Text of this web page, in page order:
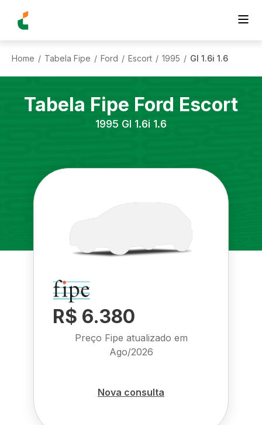
Home / Tabela Fipe / Ford / Escort / 1995 / Gl 1.6i 1.6
Tabela Fipe Ford Escort
1995 Gl 1.6i 1.6
R$ 6.380
Preço Fipe atualizado em
Ago/2026
Nova consulta